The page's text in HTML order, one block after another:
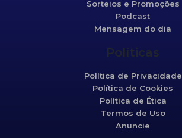
Sorteios e Promoções
Podcast
Mensagem do dia
Políticas
Política de Privacidade
Política de Cookies
Política de Ética
Termos de Uso
Anuncie